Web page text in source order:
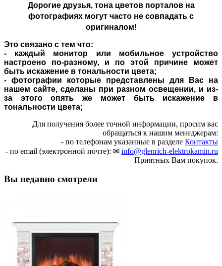
Дорогие друзья,тона цветов порталов на
фотографиях могут часто не совпадать с
оригиналом!
Это связано с тем что:
- каждый монитор или мобильное устройство
настроено по-разному, и по этой причине может
быть искажение в тональности цвета;
- фотографии которые представлены для Вас на
нашем сайте, сделаны при разном освещении, и из-
за этого опять же может быть искажение в
тональности цвета;
Для получения более точной информации, просим вас
обращаться к нашим менеджерам:
- по телефонам указанные в разделе Контакты
- по email (электронной почте): ✉ info@glenrich-elektrokamin.ru
Приятных Вам покупок.
Вы недавно смотрели